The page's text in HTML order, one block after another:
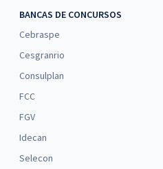
BANCAS DE CONCURSOS
Cebraspe
Cesgranrio
Consulplan
FCC
FGV
Idecan
Selecon